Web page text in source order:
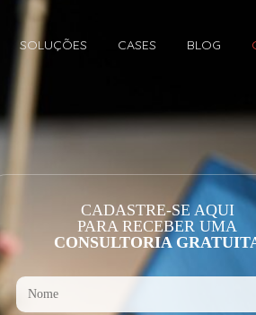
SOLUÇÕES CASES BLOG
CADASTRE-SE AQUI
PARA RECEBER UMA
CONSULTORIA